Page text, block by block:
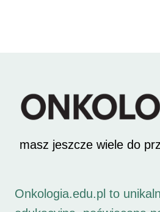
masz jeszcze wiele do
Onkologia.edu.pl to